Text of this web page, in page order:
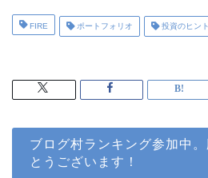
FIRE ポートフォリオ 投資のヒント
ブログ村ランキング参加中
とうございます！